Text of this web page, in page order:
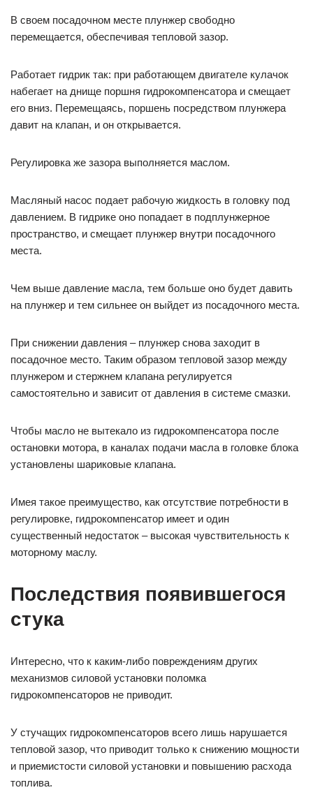
В своем посадочном месте плунжер свободно
перемещается, обеспечивая тепловой зазор.
Работает гидрик так: при работающем двигателе кулачок
набегает на днище поршня гидрокомпенсатора и смещает
его вниз. Перемещаясь, поршень посредством плунжера
давит на клапан, и он открывается.
Регулировка же зазора выполняется маслом.
Масляный насос подает рабочую жидкость в головку под
давлением. В гидрике оно попадает в подплунжерное
пространство, и смещает плунжер внутри посадочного
места.
Чем выше давление масла, тем больше оно будет давить
на плунжер и тем сильнее он выйдет из посадочного места.
При снижении давления – плунжер снова заходит в
посадочное место. Таким образом тепловой зазор между
плунжером и стержнем клапана регулируется
самостоятельно и зависит от давления в системе смазки.
Чтобы масло не вытекало из гидрокомпенсатора после
остановки мотора, в каналах подачи масла в головке блока
установлены шариковые клапана.
Имея такое преимущество, как отсутствие потребности в
регулировке, гидрокомпенсатор имеет и один
существенный недостаток – высокая чувствительность к
моторному маслу.
Последствия появившегося
стука
Интересно, что к каким-либо повреждениям других
механизмов силовой установки поломка
гидрокомпенсаторов не приводит.
У стучащих гидрокомпенсаторов всего лишь нарушается
тепловой зазор, что приводит только к снижению мощности
и приемистости силовой установки и повышению расхода
топлива.